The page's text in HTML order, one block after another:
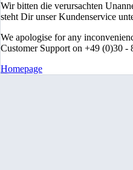
Wir bitten die verursachten
steht Dir unser Kundenservice
We apologise for any
Customer Support on +49 (0)30 -
Homepage